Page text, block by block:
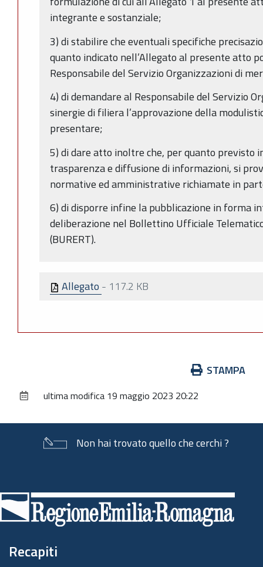
integrante e sostanziale;
3) di stabilire che eventuali specifiche
quanto indicato nell’Allegato al presente atto
Responsabile del Servizio Organizzazioni di
4) di demandare al Responsabile del Servizio
sinergie di filiera l’approvazione della
presentare;
5) di dare atto inoltre che, per quanto previsto
trasparenza e diffusione di informazioni, si
normative ed amministrative richiamate in
6) di disporre infine la pubblicazione in forma
deliberazione nel Bollettino Ufficiale
(BURERT).
Allegato - 117.2 KB
documento
STAMPA
ultima modifica 19 maggio 2023 20:22
Non hai trovato quello che cerchi ?
di
pagina
Recapiti